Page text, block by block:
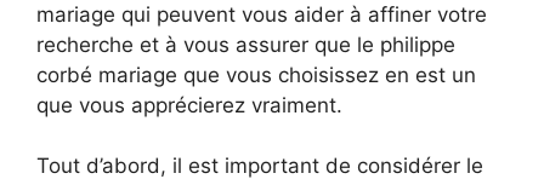
mariage qui peuvent vous aider à affiner votre
recherche et à vous assurer que le philippe
corbé mariage que vous choisissez en est un
que vous apprécierez vraiment.
Tout d’abord, il est important de considérer le